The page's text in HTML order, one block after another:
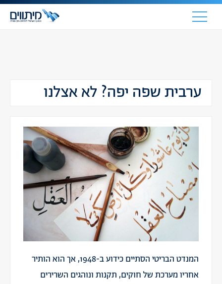
ערבית שפה יפה? לא אצלנו
המנדט הבריטי הסתיים כידוע ב-1948, אך הוא הותיר
אחריו מערכת של חוקים, תקנות ונוהגים השרירים